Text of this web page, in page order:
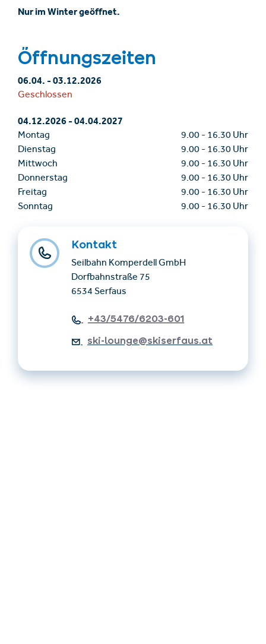
Nur im Winter geöffnet.
Öffnungszeiten
06.04.-03.12.2026
Geschlossen
04.12.2026-04.04.2027
Montag 9.00 - 16.30 Uhr
Dienstag
9.00 - 16.30 Uhr
Mittwoch
9.00 - 16.30 Uhr
Donnerstag
9.00 - 16.30 Uhr
Freitag
9.00 - 16.30 Uhr
Sonntag
9.00 - 16.30 Uhr
Kontakt
Seilbahn Komperdell GmbH
Dorfbahnstraße 75
6534 Serfaus
+43/5476/6203-601
ski-lounge@skiserfaus.at